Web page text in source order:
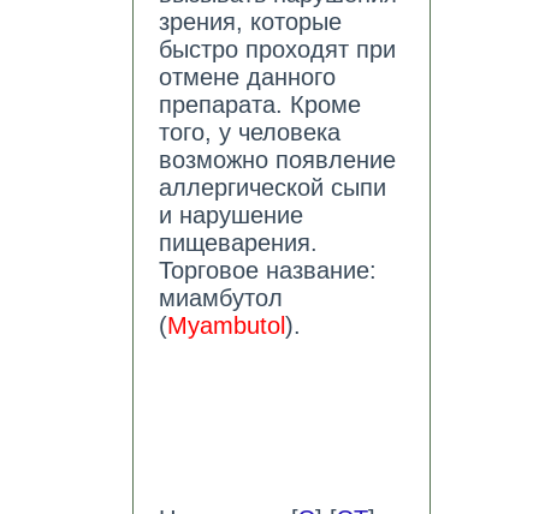
зрения, которые
быстро проходят при
отмене данного
препарата. Кроме
того, у человека
возможно появление
аллергической сыпи
и нарушение
пищеварения.
Торговое название:
миамбутол
(Myambutol).